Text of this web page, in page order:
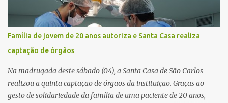
da atenção básica, da infraestrutura hospitalar e da
regionalização dos serviços de saúde. Entretanto, em um cenário
de demandas crescentes e recursos necessariamente limitados, a
principal missão da gestão pública não é apenas investir mais,
mas decidir melhor onde investir para produzir o maior benefício
possível à população. Essa reflexão encontra respaldo tanto na
teoria da admini...
Família de jovem de 20 anos autoriza e Santa Casa realiza
captação de órgãos
Na madrugada deste sábado (04), a Santa Casa de São Carlos
realizou a quinta captação de órgãos da instituição. Graças ao
gesto de solidariedade da família de uma paciente de 20 anos,